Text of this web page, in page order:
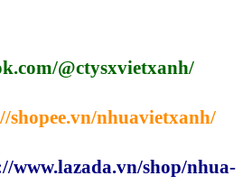
@ctysxvietxanh/
shopee.vn/nhuavietxanh/
www.lazada.vn/shop/nhua-